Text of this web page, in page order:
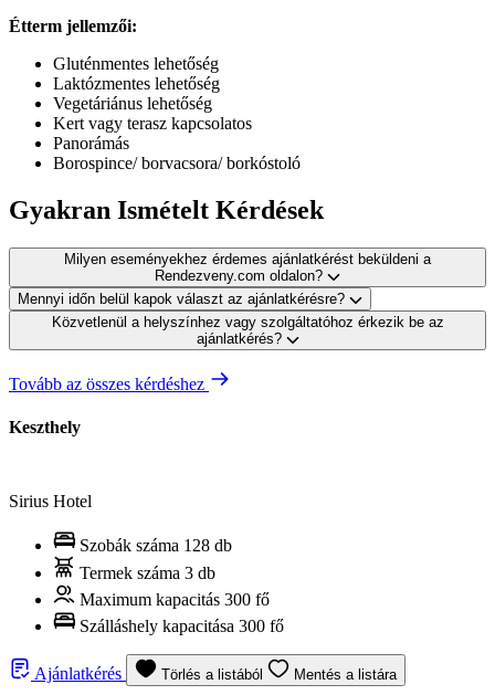
Étterm jellemzői:
Gluténmentes lehetőség
Laktózmentes lehetőség
Vegetáriánus lehetőség
Kert vagy terasz kapcsolatos
Panorámás
Borospince/ borvacsora/ borkóstoló
Gyakran Ismételt Kérdések
Milyen eseményekhez érdemes ajánlatkérést beküldeni a
Rendezveny.com oldalon?
Mennyi időn belül kapok választ az ajánlatkérésre?
Közvetlenül a helyszínhez vagy szolgáltatóhoz érkezik be az
ajánlatkérés?
Tovább az összes kérdéshez
Keszthely
Sirius Hotel
Szobák száma 128 db
Termek száma 3 db
Maximum kapacitás 300 fő
Szálláshely kapacitása 300 fő
Ajánlatkérés Törlés a listából Mentés a listára